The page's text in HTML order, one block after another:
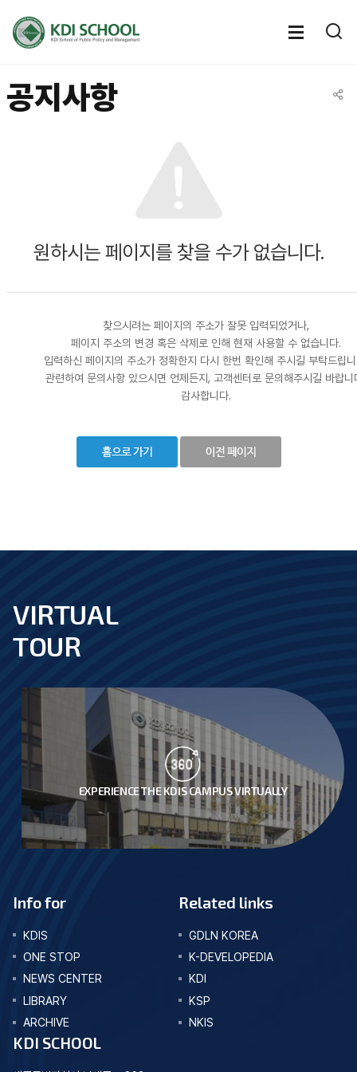
전체메
공지사항
원하시는 페이지를 찾을 수가 없습니다.
찾으시려는 페이지의 주소가 잘못 입력되었거나,
페이지 주소의 변경 혹은 삭제로 인해 현재 사용할 수 없습니다.
입력하신 페이지의 주소가 정확한지 다시 한번 확인해 주시길 부탁드립
관련하여 문의사항 있으시면 언제든지, 고객센터로 문의해주시길 바랍니
감사합니다.
footer
VIRTUAL
TOUR
EXPERIENCE THE KDIS CAMPUS VIRTUALLY
Info for
KDIS
ONE STOP
NEWS CENTER
LIBRARY
ARCHIVE
Related links
GDLN KOREA
K-DEVELOPEDIA
KDI
KSP
NKIS
KDI SCHOOL